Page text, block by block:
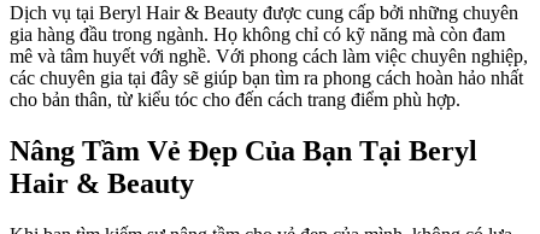
Dịch vụ tại Beryl Hair & Beauty được cung cấp bởi những chuyên
gia hàng đầu trong ngành. Họ không chỉ có kỹ năng mà còn đam
mê và tâm huyết với nghề. Với phong cách làm việc chuyên nghiệp,
các chuyên gia tại đây sẽ giúp bạn tìm ra phong cách hoàn hảo nhất
cho bản thân, từ kiểu tóc cho đến cách trang điểm phù hợp.
Nâng Tầm Vẻ Đẹp Của Bạn Tại Beryl
Hair & Beauty